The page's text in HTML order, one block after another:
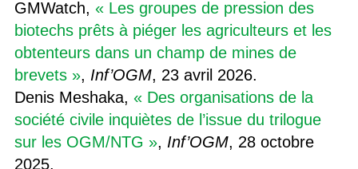
GMWatch, « Les groupes de pression des
biotechs prêts à piéger les agriculteurs et les
obtenteurs dans un champ de mines de
brevets », Inf’OGM, 23 avril 2026.
Denis Meshaka, « Des organisations de la
société civile inquiètes de l’issue du trilogue
sur les OGM/NTG », Inf’OGM, 28 octobre
2025.